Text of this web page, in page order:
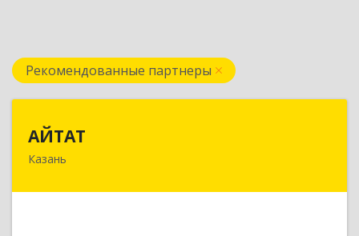
Рекомендованные партнеры
АЙТАТ
Казань